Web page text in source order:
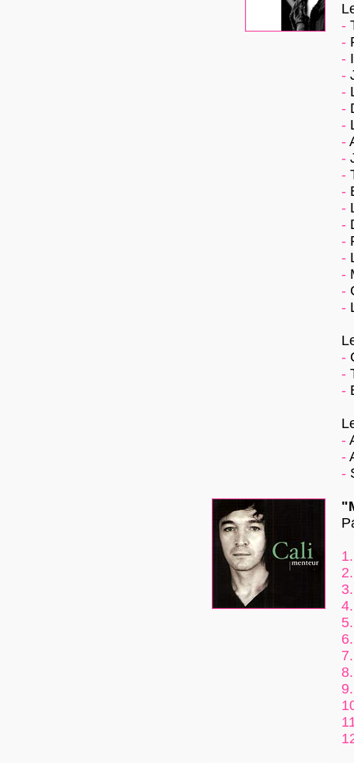
-
-
-
-
-
-
-
-
-
-
-
-
-
-
-
-
-
-
-
-
-
-
-
-
1.
2.
3.
4.
5.
6.
7.
8.
9.